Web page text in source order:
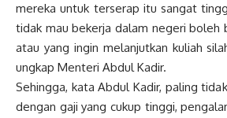
mereka untuk terserap itu sangat
tidak mau bekerja dalam negeri boleh
atau yang ingin melanjutkan kuliah
ungkap Menteri Abdul Kadir.
Sehingga, kata Abdul Kadir, paling
dengan gaji yang cukup tinggi,